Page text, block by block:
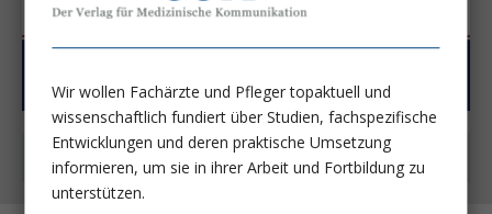
Kostenfrei auch als App
Wir wollen Fachärzte und Pfleger topaktuell und
wissenschaftlich fundiert über Studien, fachspezifische
Entwicklungen und deren praktische Umsetzung
informieren, um sie in ihrer Arbeit und Fortbildung zu
unterstützen.